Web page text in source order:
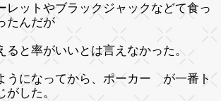
レットやブラックジャックなどて食っ
たんだが
ると率がいいとは言えなかった。
うになってから、ポーカー が一番ト
した。